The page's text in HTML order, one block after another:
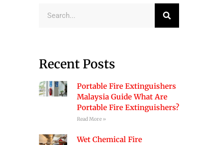
Recent Posts
Portable Fire Extinguishers
Malaysia Guide What Are
Portable Fire Extinguishers?
Read More »
Wet Chemical Fire